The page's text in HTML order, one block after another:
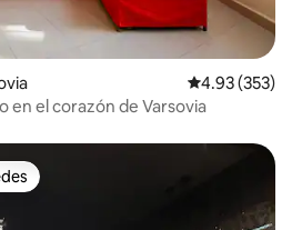
Calificación
4.93 (353)
el corazón de Varsovia